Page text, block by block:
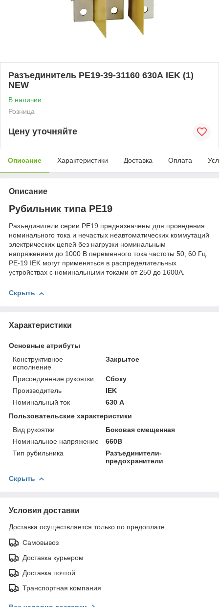
Разъединитель РЕ19-39-31160 630А IEK (1)
NEW
В наличии
Розница
Цену уточняйте
Описание Характеристики Доставка Оплата
Описание
Рубильник типа РЕ19
Разъединители серии РЕ19 предназначены для проведения
номинального тока и нечастых неавтоматических коммутаций
электрических цепей без нагрузки номинальным
напряжением до 1000 В переменного тока частоты 50, 60 Гц.
РЕ-19 IEK могут применяться в распределительных
устройствах с номинальными токами от 250 до 1600А.
Скрыть
Характеристики
Основные атрибуты
Конструктивное
исполнение
Закрытое
Присоединение рукоятки
Сбоку
Производитель
IEK
Номинальный ток
630 А
Пользовательские характеристики
Вид рукоятки
Боковая смещенная
Номинальное напряжение
660В
Тип рубильника
Разъединители-
предохранители
Скрыть
Условия доставки
Доставка осуществляется только по предоплате.
Самовывоз
Доставка курьером
Доставка почтой
Транспортная компания